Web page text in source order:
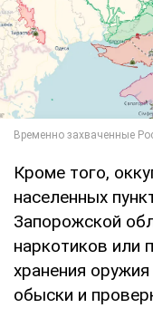
Кроме того,
населенных
Запорожской
наркотиков или
хранения
обыски и